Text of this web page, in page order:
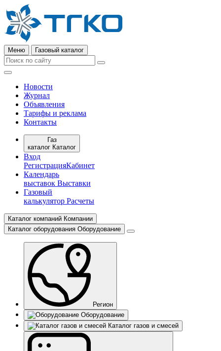
Меню Газовый каталог
Новости
Журнал
Объявления
Тарифы и реклама
Контакты
Газ
каталог Каталог
Вход
РегистрацияКабинет
Календарь
выставок Выставки
Газовый
калькулятор Расчеты
Каталог компаний Компании
Каталог оборудования Оборудование
Регион
Оборудование
Каталог газов и смесей